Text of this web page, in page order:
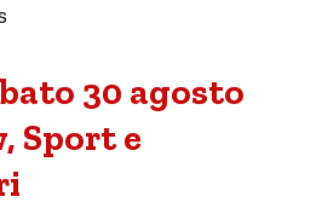
30 agosto
Sport e